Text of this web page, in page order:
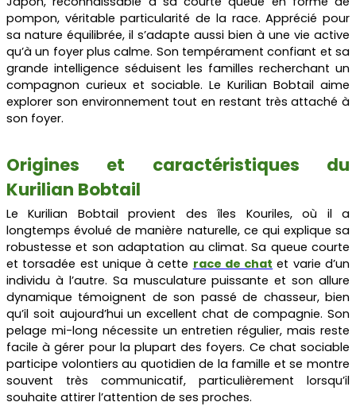
pompon, véritable particularité de la race. Apprécié pour
sa nature équilibrée, il s’adapte aussi bien à une vie active
qu’à un foyer plus calme. Son tempérament confiant et sa
grande intelligence séduisent les familles recherchant un
compagnon curieux et sociable. Le Kurilian Bobtail aime
explorer son environnement tout en restant très attaché à
son foyer.
Origines et caractéristiques du
Kurilian Bobtail
Le Kurilian Bobtail provient des îles Kouriles, où il a
longtemps évolué de manière naturelle, ce qui explique sa
robustesse et son adaptation au climat. Sa queue courte
et torsadée est unique à cette race de chat et varie d’un
individu à l’autre. Sa musculature puissante et son allure
dynamique témoignent de son passé de chasseur, bien
qu’il soit aujourd’hui un excellent chat de compagnie. Son
pelage mi-long nécessite un entretien régulier, mais reste
facile à gérer pour la plupart des foyers. Ce chat sociable
participe volontiers au quotidien de la famille et se montre
souvent très communicatif, particulièrement lorsqu’il
souhaite attirer l’attention de ses proches.